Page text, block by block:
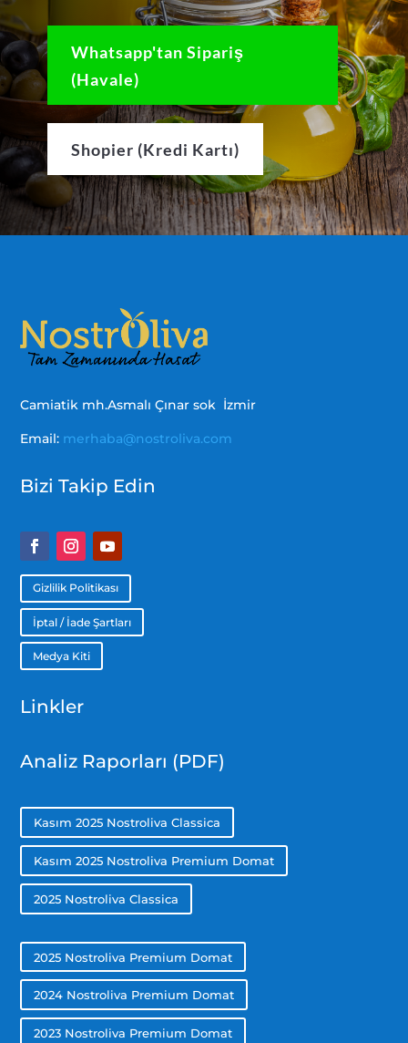
Whatsapp'tan Sipariş
(Havale)
Shopier (Kredi Kartı)
Camiatik mh.Asmalı Çınar sok İzmir
Email: merhaba@nostroliva.com
Bizi Takip Edin
Gizlilik Politikası
İptal / İade Şartları
Medya Kiti
Linkler
Analiz Raporları (PDF)
Kasım 2025 Nostroliva Classica
Kasım 2025 Nostroliva Premium Domat
2025 Nostroliva Classica
2025 Nostroliva Premium Domat
2024 Nostroliva Premium Domat
2023 Nostroliva Premium Domat